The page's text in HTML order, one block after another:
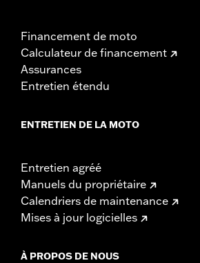
Financement de moto
Calculateur de financement
Assurances
Entretien étendu
ENTRETIEN DE LA MOTO
Entretien agréé
Manuels du propriétaire
Calendriers de maintenance
Mises à jour logicielles
À PROPOS DE NOUS